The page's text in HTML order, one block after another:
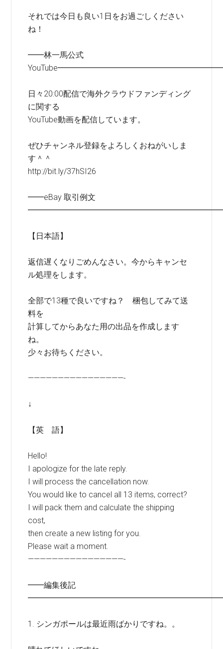
それでは今日も良い1日をお過ごしください
ね！
━━林一馬公式
日々20:00配信で海外クラウドファンディング
に関する
YouTube動画を配信しています。
ぜひチャンネル登録をよろしくおねがいしま
す＾＾
http://bit.ly/37hSI26
━━eBay 取引例文
【日本語】
返信遅くなりごめんなさい。今からキャンセ
ル処理をします。
全部で13種で良いですね？ 梱包してみて送
料を
計算してからあなた用の出品を作成します
ね。
少々お待ちください。
————————————————-
↓
【英 語】
Hello!
I apologize for the late reply.
I will process the cancellation now.
You would like to cancel all 13 items, correct?
I will pack them and calculate the shipping
cost,
then create a new listing for you.
Please wait a moment.
————————————————-
━━編集後記
1. シンガポールは最近雨ばかりですね。。